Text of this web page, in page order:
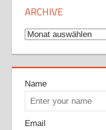
ARCHIVE
Archive
Name
Email